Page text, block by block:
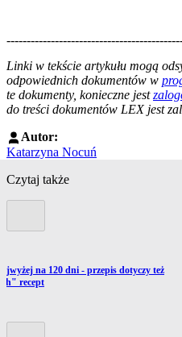
Linki w tekście artykułu mogą
odpowiednich dokumentów w
te dokumenty, konieczne jest
do treści dokumentów LEX jest
Autor:
Katarzyna Nocuń
Czytaj także
do artykułu:na 120 dni - przepis dotyczy też
recept